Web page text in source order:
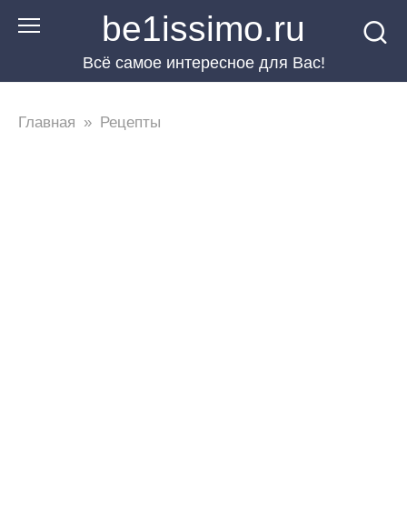
Перейти
be1issimo.ru
Всё самое интересное для Вас!
Главная » Рецепты